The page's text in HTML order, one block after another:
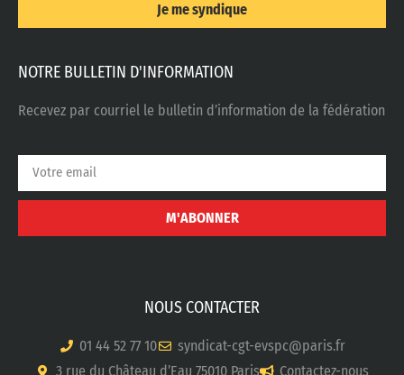
Je me syndique
NOTRE BULLETIN D'INFORMATION
Recevez par courriel le bulletin d’information de la fédération
M'ABONNER
NOUS CONTACTER
01 44 52 77 10
syndicat-cgt-evspc@paris.fr
3 rue du Château d’Eau 75010 Paris
Contactez-nous